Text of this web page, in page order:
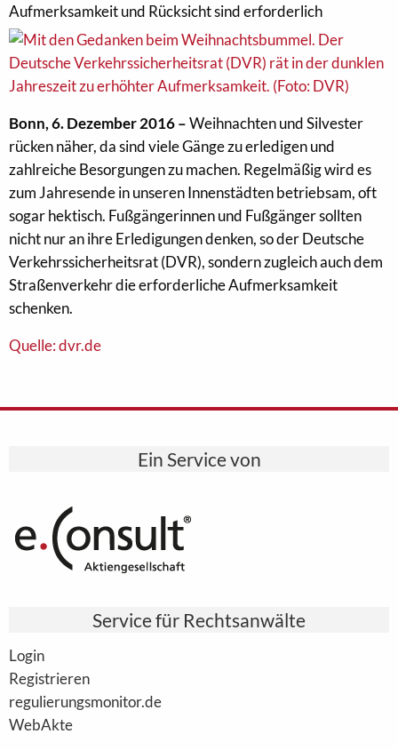
Aufmerksamkeit und Rücksicht sind erforderlich
Bonn, 6. Dezember 2016 –Weihnachten und Silvester
rücken näher, da sind viele Gänge zu erledigen und
zahlreiche Besorgungen zu machen. Regelmäßig wird es
zum Jahresende in unseren Innenstädten betriebsam, oft
sogar hektisch. Fußgängerinnen und Fußgänger sollten
nicht nur an ihre Erledigungen denken, so der Deutsche
Verkehrssicherheitsrat (DVR), sondern zugleich auch dem
Straßenverkehr die erforderliche Aufmerksamkeit
schenken.
Quelle: dvr.de
Ein Service von
Service für Rechtsanwälte
Login
Registrieren
regulierungsmonitor.de
WebAkte